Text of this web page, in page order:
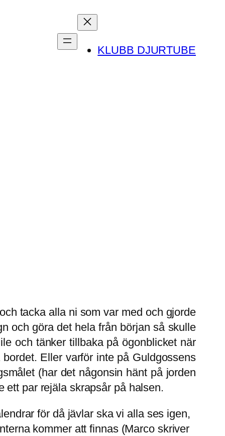
KLUBB DJURTUBE
tacka alla ni som var med och gjorde
och göra det hela från början så skulle
och tänker tillbaka på ögonblicket när
Eller varför inte på Guldgossens
(har det någonsin hänt på jorden
ett par rejäla skrapsår på halsen.
för då jävlar ska vi alla ses igen,
kommer att finnas (Marco skriver